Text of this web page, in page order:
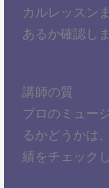
カルレッスン
あるか確認し
講師の質
プロのミュー
るかどうかは
績をチェック